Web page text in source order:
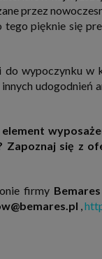
przez
pięknie się
wypoczynku w
udogodnień
Zapoznaj się z
firmy Bemares
,